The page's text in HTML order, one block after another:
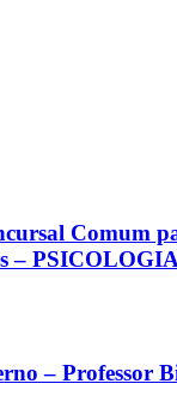
Comum
– PSICOLOGIA
– Professor